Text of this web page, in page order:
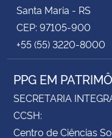
Santa Maria - RS
CEP: 97105-900
+55 (55) 3220-8000
PPG EM
SECRETARIA
CCSH:
Centro de Ciências